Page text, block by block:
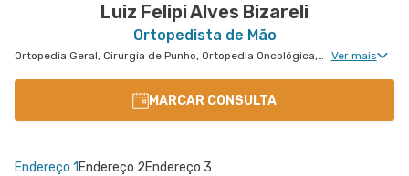
Luiz Felipi Alves Bizareli
Ortopedista de Mão
Ortopedia Geral, Cirurgia de Punho, Ortopedia Oncológica, Ortopedia de Punho, Ortopedia de Cotovelo, Cirurgia de Cotovelo, Cirurgia de Mão Ver mais
MARCAR CONSULTA
Endereço 1 Endereço 2Endereço 3